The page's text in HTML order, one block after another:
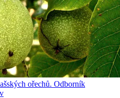
ořechů. Odborník